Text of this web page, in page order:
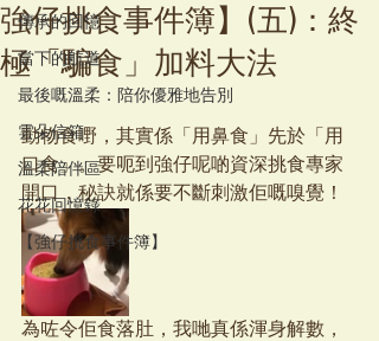
傳承的回憶
當下的航道
最後嘅溫柔：陪你優雅地告別
雲朵信箱
溫柔陪伴區
花花回憶錄
【強仔挑食事件簿】
強仔挑食事件簿】(五)：終
極「騙食」加料大法
動物食嘢，其實係「用鼻食」先於「用
口食」。要呃到強仔呢啲資深挑食專家
開口，秘訣就係要不斷刺激佢嘅嗅覺！
為咗令佢食落肚，我哋真係渾身解數，